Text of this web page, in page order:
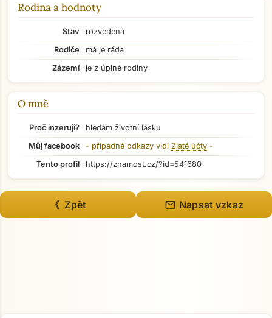
Přejít na hlavní obsah
Rodina a hodnoty
Stav
rozvedená
Rodiče
má je ráda
Zázemí
je z úplné rodiny
O mně
Proč inzeruji?
hledám životní lásku
Můj facebook
- případné odkazy vidí Zlaté účty -
Tento profil
https://znamost.cz/?id=541680
《 Zpět mail Napsat vzkaz